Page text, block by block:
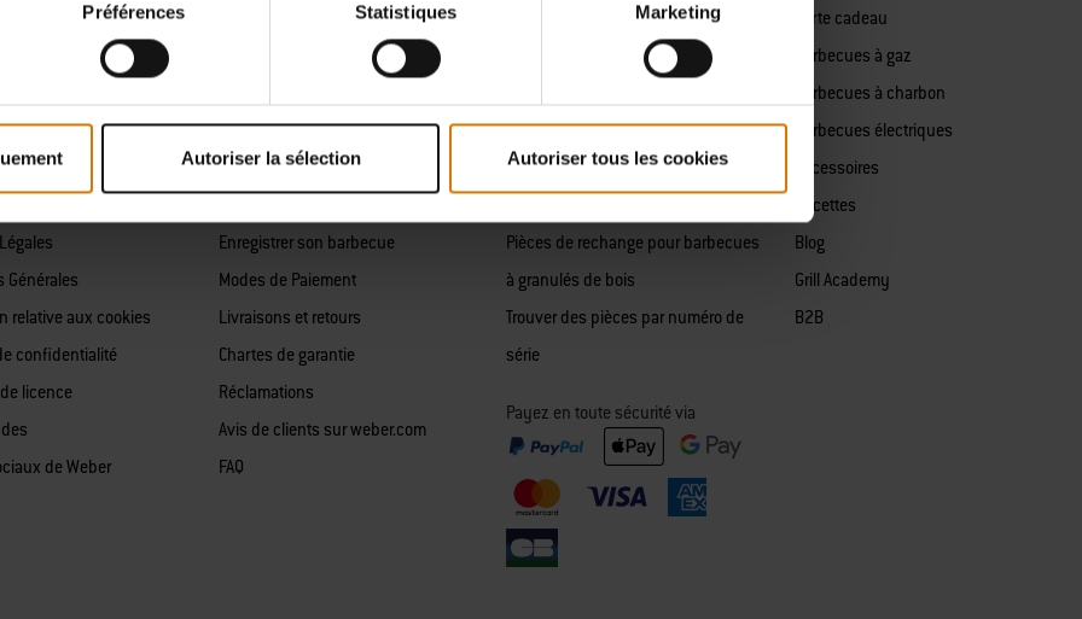
Préférences Statistiques Marketing
Autoriser la sélection Autoriser tous les cookies
App
Générales
relative aux cookies
confidentialité
licence
de Weber
Notices et modes d'emploi
Suivi de commande
Enregistrer son barbecue
Modes de Paiement
Livraisons et retours
Chartes de garantie
Réclamations
Avis de clients sur weber.com
FAQ
Pièces de rechange pour barbecues
au charbon
Pièces de rechange pour barbecues
Pièces de rechange pour barbecues
à granulés de bois
Trouver des pièces par numéro de
série
Payez en toute sécurité via
Carte cadeau
Barbecues à gaz
Barbecues à charbon
Barbecues électriques
Accessoires
Recettes
Blog
Grill Academy
B2B